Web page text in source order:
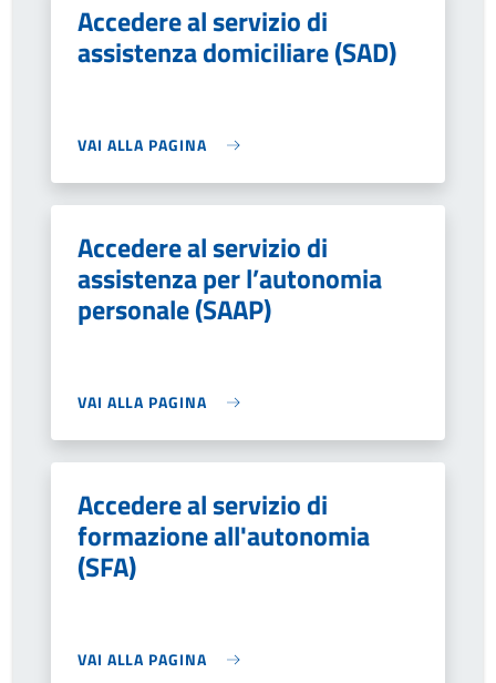
Accedere al servizio di
assistenza domiciliare (SAD)
VAI ALLA PAGINA
Accedere al servizio di
assistenza per l’autonomia
personale (SAAP)
VAI ALLA PAGINA
Accedere al servizio di
formazione all'autonomia
(SFA)
VAI ALLA PAGINA